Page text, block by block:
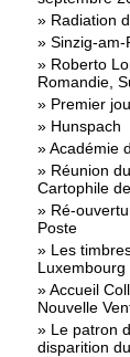
» Radiation
» Sinzig-am-
» Roberto
Romandie,
» Premier
» Hunspach
»Académie
» Réunion
Cartophile
» Ré-
Poste
» Les
Luxembourg
»Accueil
Nouvelle
» Le patron
disparition